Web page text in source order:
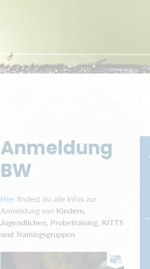
Anmeldung
BW
Hierfindest du alle Infos zur
Anmeldung von Kindern,
Jugendlichen, Probetraining, KITTS
und Trainingsgruppen